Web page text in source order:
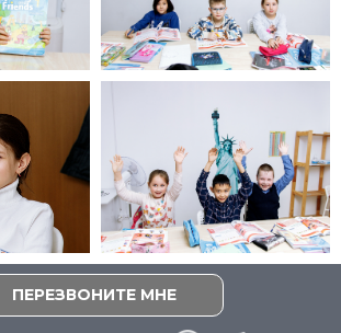
ПЕРЕЗВОНИТЕ МНЕ